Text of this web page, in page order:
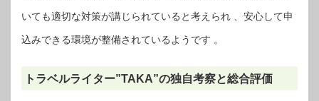
いても適切な対策が講じられていると考えられ 、安心して申
込みできる環境が整備されているようです 。
トラベルライター”TAKA”の独自考察と総合評価